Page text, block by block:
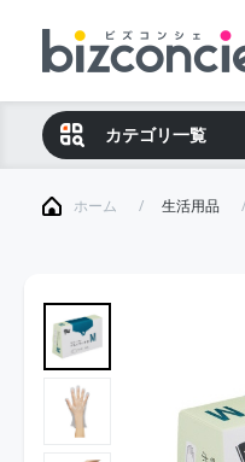
カテゴリ一覧
ホーム 生活用品